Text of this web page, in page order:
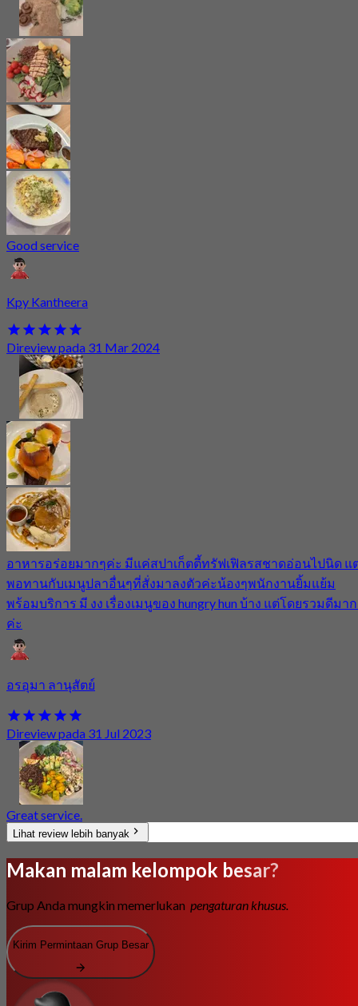
Good service
Kpy Kantheera
Direview pada 31 Mar 2024
อาหารอร่อยมากๆค่ะ มีแค่สปาเก็ตตี้ทรัฟเฟิลรสชาดอ่อนไปนิด แ
พอทานกับเมนูปลาอื่นๆที่สั่งมาลงตัวค่ะน้องๆพนักงานยิ้มแย้ม
พร้อมบริการ มี งง เรื่องเมนูของ hungry hun บ้าง แต่โดยรวมดีมา
ค่ะ
อรอุมา ลานุสัตย์
Direview pada 31 Jul 2023
Great service.
Lihat review lebih banyak
Makan malam kelompok besar?
Grup Anda mungkin memerlukan pengaturan khusus.
Kirim Permintaan Grup Besar